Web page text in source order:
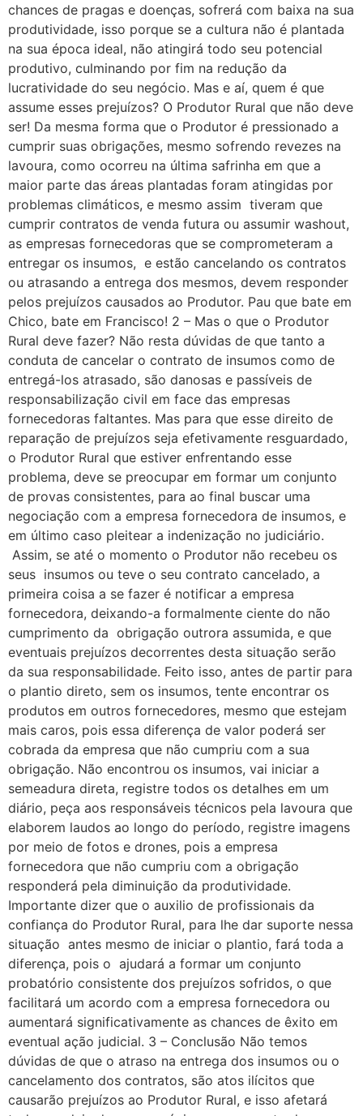
chances de pragas e doenças, sofrerá com baixa na sua
produtividade, isso porque se a cultura não é plantada
na sua época ideal, não atingirá todo seu potencial
produtivo, culminando por fim na redução da
lucratividade do seu negócio. Mas e aí, quem é que
assume esses prejuízos? O Produtor Rural que não deve
ser! Da mesma forma que o Produtor é pressionado a
cumprir suas obrigações, mesmo sofrendo revezes na
lavoura, como ocorreu na última safrinha em que a
maior parte das áreas plantadas foram atingidas por
problemas climáticos, e mesmo assim tiveram que
cumprir contratos de venda futura ou assumir washout,
as empresas fornecedoras que se comprometeram a
entregar os insumos, e estão cancelando os contratos
ou atrasando a entrega dos mesmos, devem responder
pelos prejuízos causados ao Produtor. Pau que bate em
Chico, bate em Francisco! 2 – Mas o que o Produtor
Rural deve fazer? Não resta dúvidas de que tanto a
conduta de cancelar o contrato de insumos como de
entregá-los atrasado, são danosas e passíveis de
responsabilização civil em face das empresas
fornecedoras faltantes. Mas para que esse direito de
reparação de prejuízos seja efetivamente resguardado,
o Produtor Rural que estiver enfrentando esse
problema, deve se preocupar em formar um conjunto
de provas consistentes, para ao final buscar uma
negociação com a empresa fornecedora de insumos, e
em último caso pleitear a indenização no judiciário.
Assim, se até o momento o Produtor não recebeu os
seus insumos ou teve o seu contrato cancelado, a
primeira coisa a se fazer é notificar a empresa
fornecedora, deixando-a formalmente ciente do não
cumprimento da obrigação outrora assumida, e que
eventuais prejuízos decorrentes desta situação serão
da sua responsabilidade. Feito isso, antes de partir para
o plantio direto, sem os insumos, tente encontrar os
produtos em outros fornecedores, mesmo que estejam
mais caros, pois essa diferença de valor poderá ser
cobrada da empresa que não cumpriu com a sua
obrigação. Não encontrou os insumos, vai iniciar a
semeadura direta, registre todos os detalhes em um
diário, peça aos responsáveis técnicos pela lavoura que
elaborem laudos ao longo do período, registre imagens
por meio de fotos e drones, pois a empresa
fornecedora que não cumpriu com a obrigação
responderá pela diminuição da produtividade.
Importante dizer que o auxilio de profissionais da
confiança do Produtor Rural, para lhe dar suporte nessa
situação antes mesmo de iniciar o plantio, fará toda a
diferença, pois o ajudará a formar um conjunto
probatório consistente dos prejuízos sofridos, o que
facilitará um acordo com a empresa fornecedora ou
aumentará significativamente as chances de êxito em
eventual ação judicial. 3 – Conclusão Não temos
dúvidas de que o atraso na entrega dos insumos ou o
cancelamento dos contratos, são atos ilícitos que
causarão prejuízos ao Produtor Rural, e isso afetará